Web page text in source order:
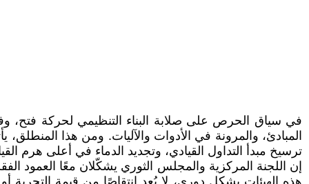
في سياق الحرص على صلابة البناء التنظيمي لحركة فتح،
المبادئ، والمرونة في الأدوات والآليات. ومن هذا
ترسيخ مبدأ التداول القيادي، وتجديد الدماء في أعلى هرم
إن اللجنة المركزية والمجلس الثوري يشكّلان معًا العمود